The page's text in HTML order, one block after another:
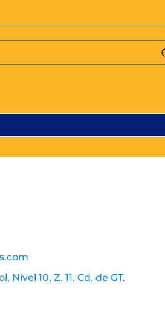
Nivel 10, Z. 11. Cd. de GT.